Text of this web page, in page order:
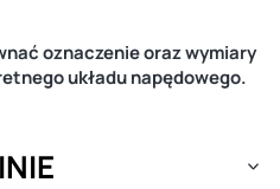
oznaczenie oraz wymiary
układu napędowego.